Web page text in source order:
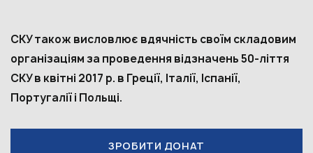
СКУ також висловлює вдячність своїм складовим
організаціям за проведення відзначень 50-ліття
СКУ в квітні 2017 р. в Греції, Італії, Іспанії,
Португалії і Польщі.
ЗРОБИТИ ДОНАТ